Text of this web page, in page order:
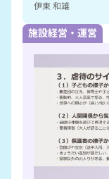
伊東 和雄
施設経営・運営